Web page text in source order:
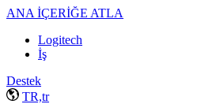
ANA İÇERİĞE ATLA
Logitech
İş
Destek
TR,tr